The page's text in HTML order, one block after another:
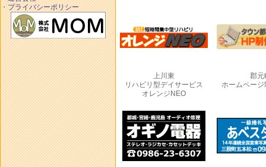
・プライバシーポリシー
上川東
リハビリ型デイサービス
オレンジNEO
郡元
ホームペー